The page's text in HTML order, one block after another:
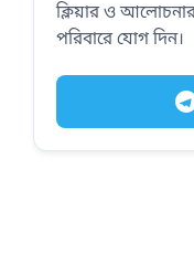
ক্লিয়ার ও
পরিবারে যোগ দিন।